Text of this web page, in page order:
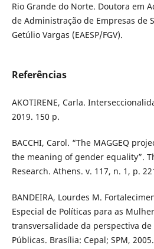
Rio Grande do Norte. Doutora em
de Administração de Empresas de
Getúlio Vargas (EAESP/FGV).
Referências
AKOTIRENE, Carla.
2019. 150 p.
BACCHI, Carol. “The MAGGEQ
the meaning of gender equality”.
Research. Athens. v. 117, n. 1, p.
BANDEIRA, Lourdes M.
Especial de Políticas para as
transversalidade da perspectiva de
Públicas. Brasília: Cepal; SPM, 2005.